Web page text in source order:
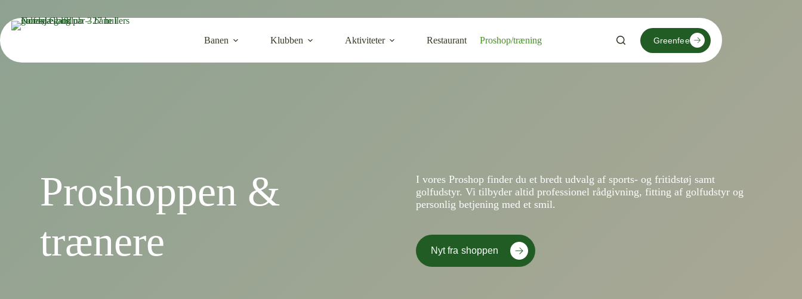
indhold
Banen
Klubben Aktiviteter Restaurant Proshop/træning Greenfee
Proshoppen &
trænere
I vores Proshop finder du et bredt udvalg af sports- og fritidstøj samt
golfudstyr. Vi tilbyder altid professionel rådgivning, fitting af golfudstyr og
personlig betjening med et smil.
Nyt fra shoppen